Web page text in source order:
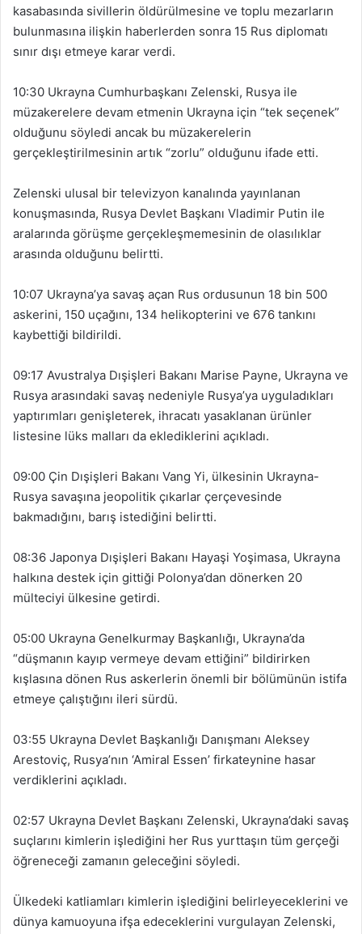
kasabasında sivillerin öldürülmesine ve toplu mezarların
bulunmasına ilişkin haberlerden sonra 15 Rus diplomatı
sınır dışı etmeye karar verdi.
10:30 Ukrayna Cumhurbaşkanı Zelenski, Rusya ile
müzakerelere devam etmenin Ukrayna için “tek seçenek”
olduğunu söyledi ancak bu müzakerelerin
gerçekleştirilmesinin artık “zorlu” olduğunu ifade etti.
Zelenski ulusal bir televizyon kanalında yayınlanan
konuşmasında, Rusya Devlet Başkanı Vladimir Putin ile
aralarında görüşme gerçekleşmemesinin de olasılıklar
arasında olduğunu belirtti.
10:07 Ukrayna’ya savaş açan Rus ordusunun 18 bin 500
askerini, 150 uçağını, 134 helikopterini ve 676 tankını
kaybettiği bildirildi.
09:17 Avustralya Dışişleri Bakanı Marise Payne, Ukrayna ve
Rusya arasındaki savaş nedeniyle Rusya’ya uyguladıkları
yaptırımları genişleterek, ihracatı yasaklanan ürünler
listesine lüks malları da eklediklerini açıkladı.
09:00 Çin Dışişleri Bakanı Vang Yi, ülkesinin Ukrayna-
Rusya savaşına jeopolitik çıkarlar çerçevesinde
bakmadığını, barış istediğini belirtti.
08:36 Japonya Dışişleri Bakanı Hayaşi Yoşimasa, Ukrayna
halkına destek için gittiği Polonya’dan dönerken 20
mülteciyi ülkesine getirdi.
05:00 Ukrayna Genelkurmay Başkanlığı, Ukrayna’da
“düşmanın kayıp vermeye devam ettiğini” bildirirken
kışlasına dönen Rus askerlerin önemli bir bölümünün istifa
etmeye çalıştığını ileri sürdü.
03:55 Ukrayna Devlet Başkanlığı Danışmanı Aleksey
Arestoviç, Rusya’nın ‘Amiral Essen’ firkateynine hasar
verdiklerini açıkladı.
02:57 Ukrayna Devlet Başkanı Zelenski, Ukrayna’daki savaş
suçlarını kimlerin işlediğini her Rus yurttaşın tüm gerçeği
öğreneceği zamanın geleceğini söyledi.
Ülkedeki katliamları kimlerin işlediğini belirleyeceklerini ve
dünya kamuoyuna ifşa edeceklerini vurgulayan Zelenski,